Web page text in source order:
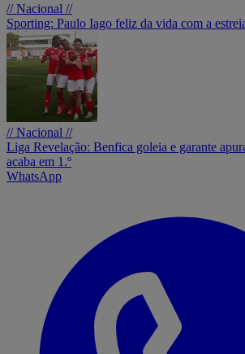
// Nacional //
Sporting: Paulo Iago feliz da vida com a
// Nacional //
Liga Revelação: Benfica goleia e garante
acaba em 1.º
WhatsApp